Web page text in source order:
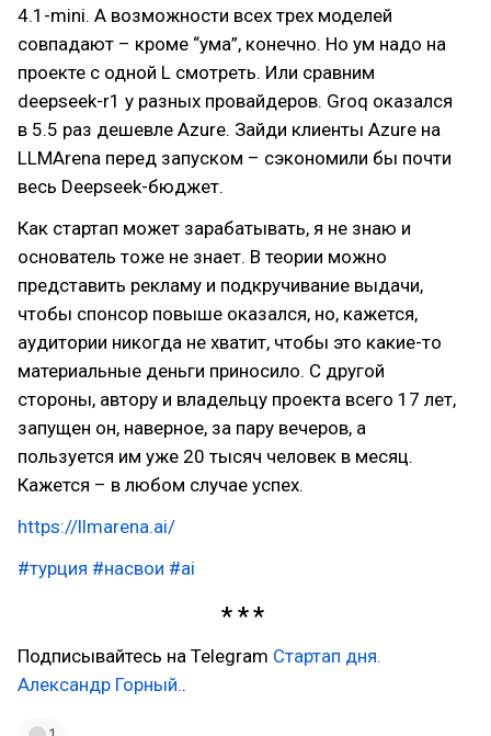
4.1-mini. А возможности всех трех моделей
совпадают – кроме “ума”, конечно. Но ум надо на
проекте с одной L смотреть. Или сравним
deepseek-r1 у разных провайдеров. Groq оказался
в 5.5 раз дешевле Azure. Зайди клиенты Azure на
LLMArena перед запуском – сэкономили бы почти
весь Deepseek-бюджет.
Как стартап может зарабатывать, я не знаю и
основатель тоже не знает. В теории можно
представить рекламу и подкручивание выдачи,
чтобы спонсор повыше оказался, но, кажется,
аудитории никогда не хватит, чтобы это какие-то
материальные деньги приносило. С другой
стороны, автору и владельцу проекта всего 17 лет,
запущен он, наверное, за пару вечеров, а
пользуется им уже 20 тысяч человек в месяц.
Кажется – в любом случае успех.
https://llmarena.ai/
#турция #насвои #ai
Подписывайтесь на Telegram Стартап дня.
Александр Горный..